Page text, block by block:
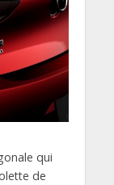
qui
de